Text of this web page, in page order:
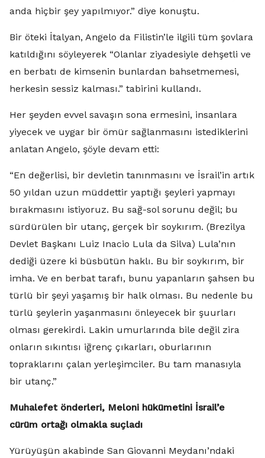
anda hiçbir şey yapılmıyor.” diye konuştu.
Bir öteki İtalyan, Angelo da Filistin’le ilgili tüm şovlara
katıldığını söyleyerek “Olanlar ziyadesiyle dehşetli ve
en berbatı de kimsenin bunlardan bahsetmemesi,
herkesin sessiz kalması.” tabirini kullandı.
Her şeyden evvel savaşın sona ermesini, insanlara
yiyecek ve uygar bir ömür sağlanmasını istediklerini
anlatan Angelo, şöyle devam etti:
“En değerlisi, bir devletin tanınmasını ve İsrail’in artık
50 yıldan uzun müddettir yaptığı şeyleri yapmayı
bırakmasını istiyoruz. Bu sağ-sol sorunu değil; bu
sürdürülen bir utanç, gerçek bir soykırım. (Brezilya
Devlet Başkanı Luiz Inacio Lula da Silva) Lula’nın
dediği üzere ki büsbütün haklı. Bu bir soykırım, bir
imha. Ve en berbat tarafı, bunu yapanların şahsen bu
türlü bir şeyi yaşamış bir halk olması. Bu nedenle bu
türlü şeylerin yaşanmasını önleyecek bir şuurları
olması gerekirdi. Lakin umurlarında bile değil zira
onların sıkıntısı iğrenç çıkarları, oburlarının
topraklarını çalan yerleşimciler. Bu tam manasıyla
bir utanç.”
Muhalefet önderleri, Meloni hükümetini İsrail’e
cürüm ortağı olmakla suçladı
Yürüyüşün akabinde San Giovanni Meydanı’ndaki